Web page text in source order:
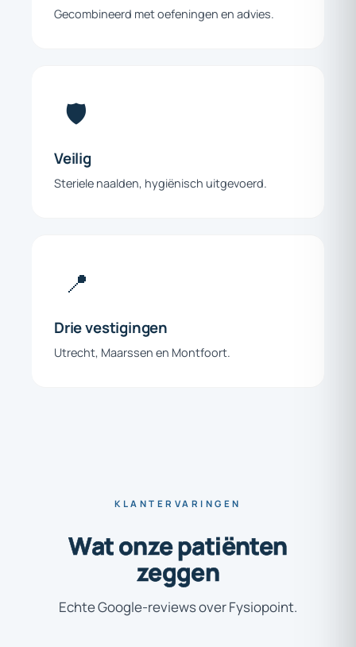
Gecombineerd met oefeningen en advies.
🛡️
Veilig
Steriele naalden, hygiënisch uitgevoerd.
📍
Drievestigingen
Utrecht, Maarssen en Montfoort.
KLANTERVARINGEN
Watonzepatiënten
zeggen
Echte Google-reviews over Fysiopoint.